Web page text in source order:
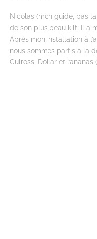
Nicolas (mon guide, pas
de son plus beau kilt. Il a
Après mon installation à
nous sommes partis à la
Culross, Dollar et l’ananas